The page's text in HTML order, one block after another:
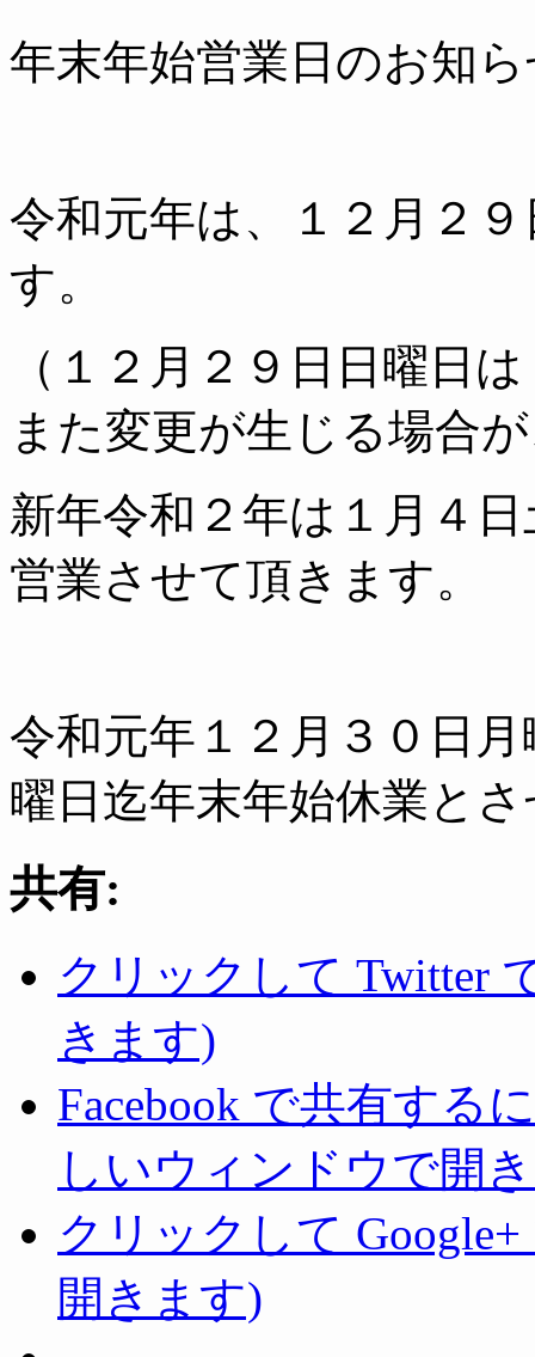
年末年始営業日のお知
令和元年は、１２月２
す。
（１２月２９日日曜日
また変更が生じる場合
新年令和２年は１月４
営業させて頂きます。
令和元年１２月３０日
曜日迄年末年始休業と
共有:
クリックして Twitter
きます)
Facebook で共有する
しいウィンドウで開
クリックして
開きます)